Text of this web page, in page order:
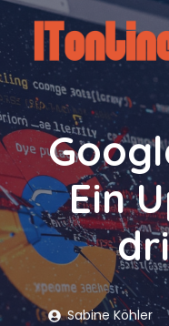
Zum
Inhalt
springen
Ein
Sabine Köhler